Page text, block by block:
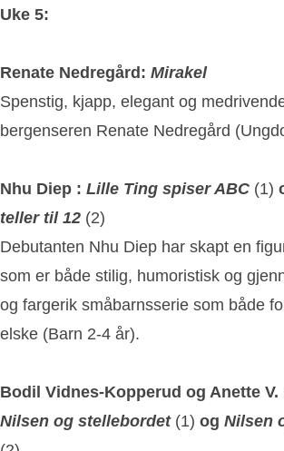
Uke 5:
Renate Nedregård: Mirakel
Spenstig, kjapp, elegant og
bergenseren Renate Nedregård
Nhu Diep : Lille Ting spiser ABC (1)
teller til 12 (2)
Debutanten Nhu Diep har skapt en
som er både stilig, humoristisk og
og fargerik småbarnsserie som både
elske (Barn 2-4 år).
Bodil Vidnes-Kopperud og Anette
Nilsen og stellebordet (1) og Nilsen